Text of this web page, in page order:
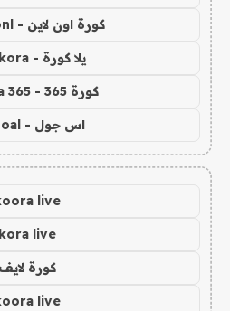
كورة اون لاين - koora onl
يلا كورة - yallakora
كورة 365 - kooora 365
اس جول - AS Goal
live
kora live
كورة لايف
live